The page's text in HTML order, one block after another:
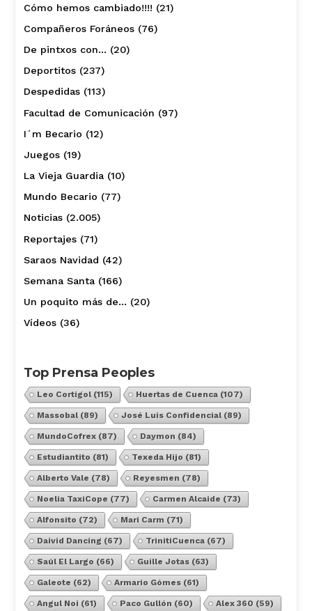
Cómo hemos cambiado!!!! (21)
Compañeros Foráneos(76)
De pintxos con… (20)
Deportitos(237)
Despedidas(113)
Facultad de Comunicación (97)
I´m Becario (12)
Juegos(19)
La Vieja Guardia(10)
Mundo Becario (77)
Noticias(2.005)
Reportajes(71)
Saraos Navidad (42)
Semana Santa(166)
Un poquito más de… (20)
Vídeos(36)
Top Prensa Peoples
Leo Cortigol(115) Huertas de Cuenca(107)
Massobal(89) José Luis Confidencial(89)
MundoCofrex(87) Daymon (84)
Estudiantito (81) Texeda Hijo (81)
Alberto Vale (78) Reyesmen (78)
Noelia TaxiCope (77) Carmen Alcaide (73)
Alfonsito (72) Mari Carm (71)
Daivid Dancing (67) TrinitiCuenca(67)
Saúl El Largo (66) Guille Jotas(63)
Galeote (62) Armario Gómes(61)
Angul Noi (61) Paco Gullón (60) Alex 360 (59)